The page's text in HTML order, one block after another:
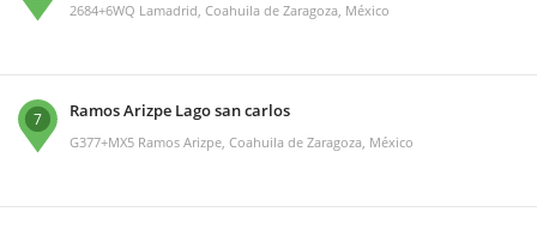
2684+6WQ Lamadrid, Coahuila de Zaragoza, México
7 Ramos Arizpe Lago san carlos
G377+MX5 Ramos Arizpe, Coahuila de Zaragoza, México